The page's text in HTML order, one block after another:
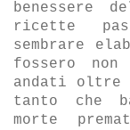
benessere
ricette
sembrare
fossero
andati oltre
tanto che
morte